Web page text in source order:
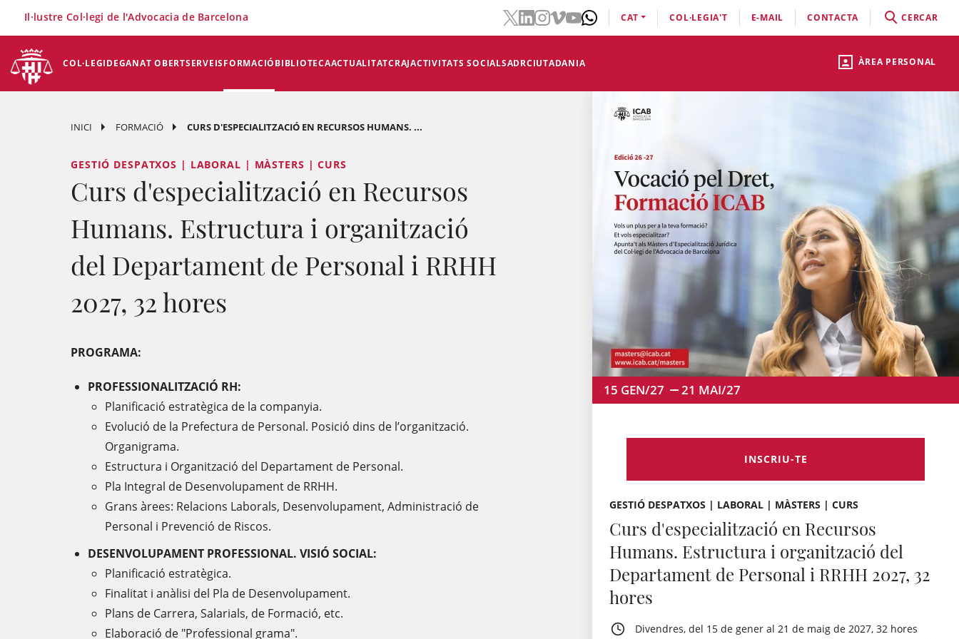
ÀREA PERSONAL
COL·LEGIDEGANAT OBERTSERVEISFORMACIÓBIBLIOTECAACTUALITATCRAJACTIVITATS SOCIALSADRCIUTADANIA
Il·lustre Col·legi de l'Advocacia de Barcelona CAT COL·LEGIA'T E-MAIL CONTACTA CERCAR
INICI FORMACIÓ CURS D'ESPECIALITZACIÓ EN RECURSOS HUMANS. ...
GESTIÓ DESPATXOS | LABORAL | MÀSTERS | CURS
Curs d'especialització en Recursos
Humans. Estructura i organització
del Departament de Personal i RRHH
2027, 32 hores
PROGRAMA:
PROFESSIONALITZACIÓ RH:
Planificació estratègica de la companyia.
Evolució de la Prefectura de Personal. Posició dins de l’organització.
Organigrama.
Estructura i Organització del Departament de Personal.
Pla Integral de Desenvolupament de RRHH.
Grans àrees: Relacions Laborals, Desenvolupament, Administració de
Personal i Prevenció de Riscos.
DESENVOLUPAMENT PROFESSIONAL. VISIÓ SOCIAL:
Planificació estratègica.
Finalitat i anàlisi del Pla de Desenvolupament.
Plans de Carrera, Salarials, de Formació, etc.
Elaboració de "Professional grama".
15 GEN/27 21 MAI/27
INSCRIU-TE
GESTIÓ DESPATXOS | LABORAL | MÀSTERS | CURS
Curs d'especialització en Recursos
Humans. Estructura i organització del
Departament de Personal i RRHH 2027, 32
hores
Divendres, del 15 de gener al 21 de maig de 2027, 32 hores